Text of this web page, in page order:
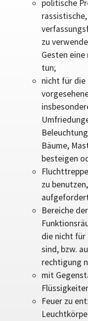
politische
zu
Gesten
tun;
nicht für die
Bäume,
besteigen
zu
Bereiche
die nicht für
sind, bzw.
rechtigung
mit
Feuer zu